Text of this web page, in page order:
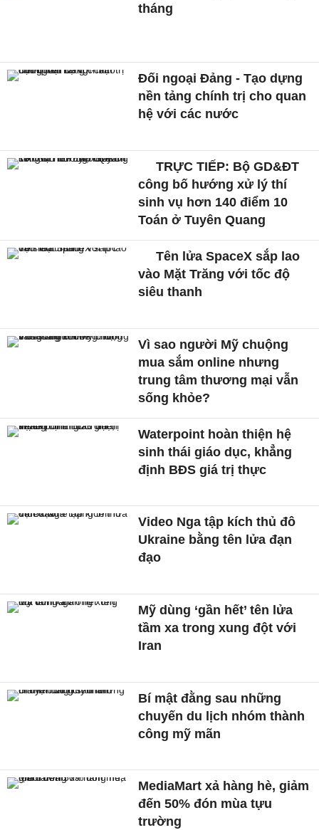
tháng
Đối ngoại Đảng - Tạo dựng
nền tảng chính trị cho quan
hệ với các nước
TRỰC TIẾP: Bộ GD&ĐT
công bố hướng xử lý thí
sinh vụ hơn 140 điểm 10
Toán ở Tuyên Quang
Tên lửa SpaceX sắp lao
vào Mặt Trăng với tốc độ
siêu thanh
Vì sao người Mỹ chuộng
mua sắm online nhưng
trung tâm thương mại vẫn
sống khỏe?
Waterpoint hoàn thiện hệ
sinh thái giáo dục, khẳng
định BĐS giá trị thực
Video Nga tập kích thủ đô
Ukraine bằng tên lửa đạn
đạo
Mỹ dùng ‘gần hết’ tên lửa
tầm xa trong xung đột với
Iran
Bí mật đằng sau những
chuyến du lịch nhóm thành
công mỹ mãn
MediaMart xả hàng hè, giảm
đến 50% đón mùa tựu
trường